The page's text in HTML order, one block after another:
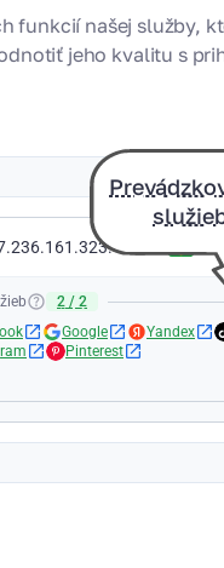
funkcií našej služby,
jeho kvalitu s
2 / 2
Google Yandex
Pinterest